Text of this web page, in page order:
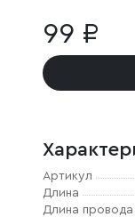
99 ₽
Артикул
Длина
Длина провода